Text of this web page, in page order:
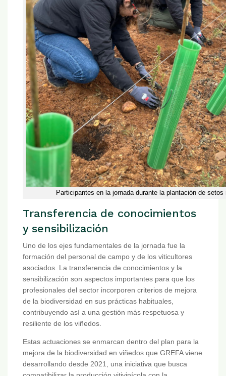
Participantes en la jornada durante la plantación de setos
Transferencia de conocimientos
y sensibilización
Uno de los ejes fundamentales de la jornada fue la
formación del personal de campo y de los viticultores
asociados. La transferencia de conocimientos y la
sensibilización son aspectos importantes para que los
profesionales del sector incorporen criterios de mejora
de la biodiversidad en sus prácticas habituales,
contribuyendo así a una gestión más respetuosa y
resiliente de los viñedos.
Estas actuaciones se enmarcan dentro del plan para la
mejora de la biodiversidad en viñedos que GREFA viene
desarrollando desde 2021, una iniciativa que busca